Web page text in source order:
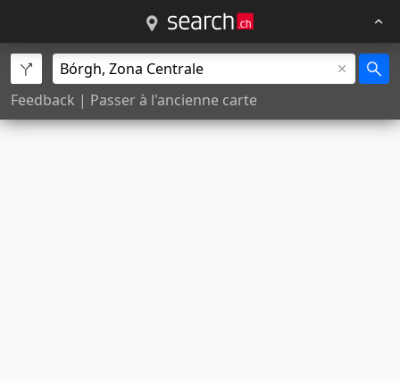
Feedback | Passer à l'ancienne carte